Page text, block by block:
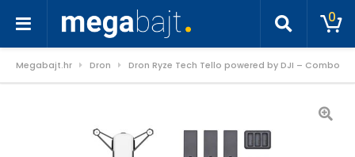
0
Megabajt.hr Dron Dron Ryze Tech Tello powered by DJI – Combo